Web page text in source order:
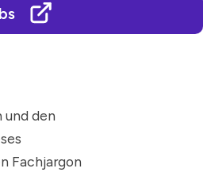
den
Fachjargon